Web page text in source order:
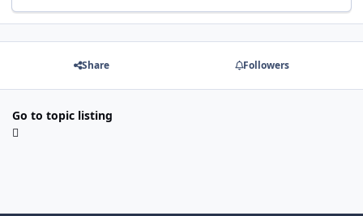
Share Followers
Go to topic listing